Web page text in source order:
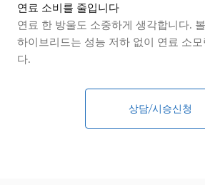
연료 소비를 줄입니다
연료 한 방울도 소중하게 생각합니다.
하이브리드는 성능 저하 없이 연료 소
다.
상담/시승신청